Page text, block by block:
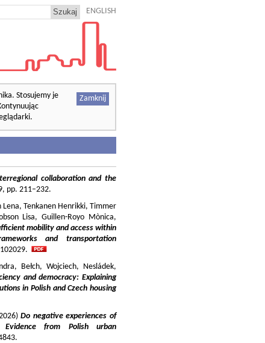
ENGLISH
Zamknij
Stosujemy je
collaboration and the
pp. 211–232.
Tenkanen Henrikki, Timmer
Lisa, Guillen-Royo Mònica,
mobility and access within
and transportation
Bełch, Wojciech, Nesládek,
and democracy: Explaining
in Polish and Czech housing
Do negative experiences of
from Polish urban